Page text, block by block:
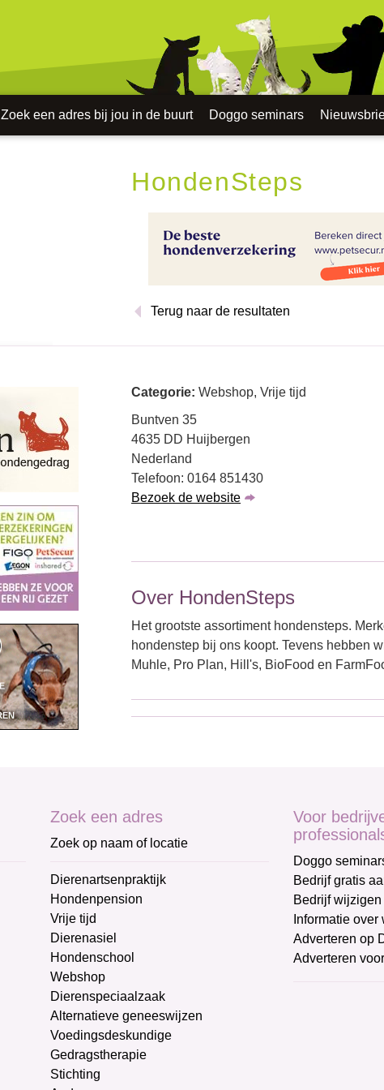
Zoek een adres bij jou in de buurt Doggo seminars
HondenSteps
Terug naar de resultaten
Categorie: Webshop, Vrije tijd
Buntven 35
4635 DD Huijbergen
Nederland
Telefoon: 0164 851430
Bezoek de website
Over HondenSteps
Het grootste assortiment hondensteps.
hondenstep bij ons koopt. Tevens hebben
Muhle, Pro Plan, Hill's, BioFood en
Zoek een adres
Zoek op naam of locatie
Dierenartsenpraktijk
Hondenpension
Vrije tijd
Dierenasiel
Hondenschool
Webshop
Dierenspeciaalzaak
Alternatieve geneeswijzen
Voedingsdeskundige
Gedragstherapie
Stichting
Voor
Doggo
Bedrijf gratis
Bedrijf wijzigen
Informatie
Adverteren op
Adverteren